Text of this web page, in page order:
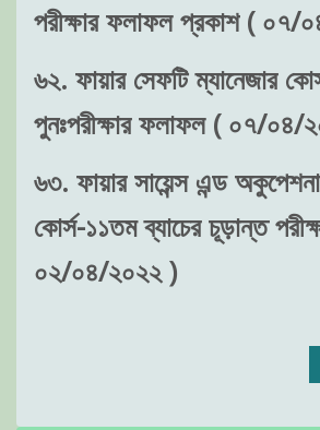
পরীক্ষার ফলাফল প্রকাশ ( ০৭/
৬২. ফায়ার সেফটি ম্যানেজার
পুনঃপরীক্ষার ফলাফল ( ০৭/০৪/
৬৩. ফায়ার সায়েন্স এন্ড
কোর্স-১১তম ব্যাচের চূড়ান্ত
০২/০৪/২০২২ )